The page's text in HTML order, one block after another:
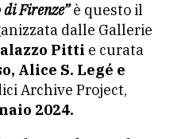
Firenze” è questo il
dalle Gallerie
Pitti e curata
Alice S. Legé e
Archive Project,
2024.